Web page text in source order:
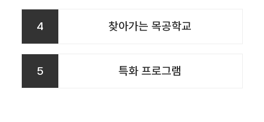
4 찾아가는 목공학교
5 특화 프로그램